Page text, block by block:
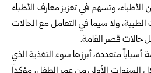
الأطباء، وتسهم في تعزيز معارف الأطباء
ولا سيما في التعامل مع الحالات
حالات قصر القامة.
أسباباً متعددة، أبرزها سوء التغذية الذي